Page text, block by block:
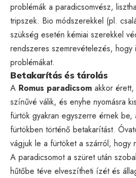
problémák a paradicsomvész,
tripszek. Bio módszerekkel (pl.
szükség esetén kémiai szerekkel
rendszeres szemrevételezés,
problémákat.
Betakarítás és tárolás
A Romus paradicsom akkor érett,
színűvé válik, és enyhe nyomásra
fürtök gyakran egyszerre érnek be,
fürtökben történő betakarítást.
vágjuk le a fürtöket a szárról, hogy
A paradicsomot a szüret után
hűtőbe téve elveszítheti ízét és